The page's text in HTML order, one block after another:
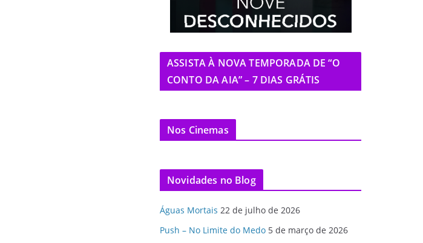
ASSISTA À NOVA TEMPORADA DE “O
CONTO DA AIA” – 7 DIAS GRÁTIS
Nos Cinemas
Novidades no Blog
Águas Mortais 22 de julho de 2026
Push – No Limite do Medo 5 de março de 2026